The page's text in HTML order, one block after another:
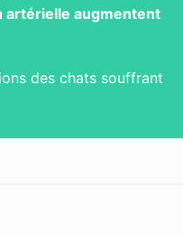
artérielle augmentent
des chats souffrant